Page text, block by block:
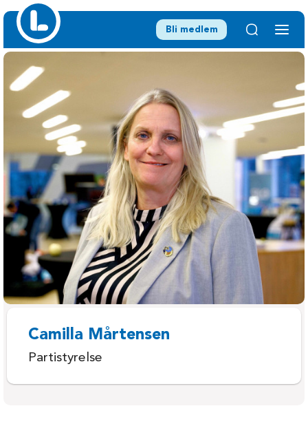
Bli medlem
Camilla Mårtensen
Partistyrelse